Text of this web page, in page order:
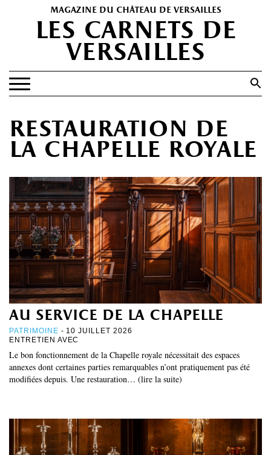
magazine du château de versailles
les carnets de
versailles
Search Button
PATRIMOINE
PORTFOLIOS
HISTOIRE(S)
LES +
ABONNEMENT GRATUIT AU MAGAZINE
restauration de
la chapelle royale
au service de la chapelle
PATRIMOINE - 10 JUILLET 2026
ENTRETIEN AVEC
Le bon fonctionnement de la Chapelle royale nécessitait des espaces
annexes dont certaines parties remarquables n’ont pratiquement pas été
modifiées depuis. Une restauration… (lire la suite)